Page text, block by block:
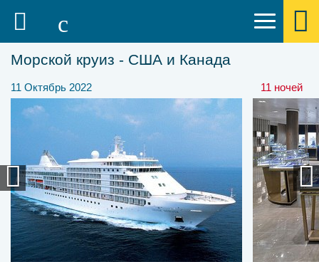
Морской круиз - США и Канада
11 Октябрь 2022 11 ночей